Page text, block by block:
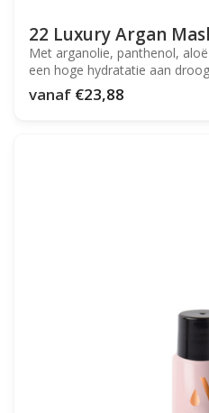
22 Luxury Argan
Met arganolie, panthenol,
een hoge hydratatie aan
vanaf €23,88